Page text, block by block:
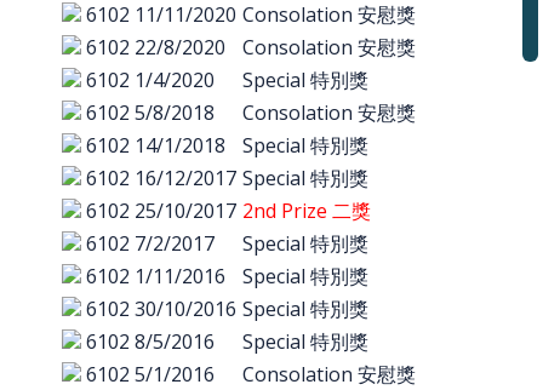
6102 11/11/2020 Consolation 安慰獎
6102 22/8/2020
Consolation 安慰獎
6102 1/4/2020
Special 特別獎
6102 5/8/2018
Consolation 安慰獎
6102 14/1/2018
Special 特別獎
6102 16/12/2017 Special 特別獎
6102 25/10/2017 2nd Prize 二獎
6102 7/2/2017
Special 特別獎
6102 1/11/2016
Special 特別獎
6102 30/10/2016 Special 特別獎
6102 8/5/2016
Special 特別獎
6102 5/1/2016
Consolation 安慰獎